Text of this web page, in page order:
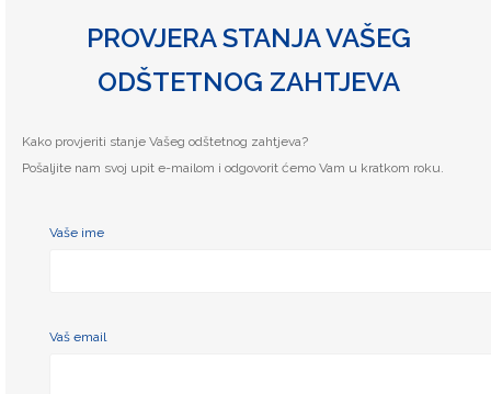
PROVJERA STANJA VAŠEG
ODŠTETNOG ZAHTJEVA
Kako provjeriti stanje Vašeg odštetnog zahtjeva?
Pošaljite nam svoj upit e-mailom i odgovorit ćemo Vam u kratkom roku.
Vaše ime
Vaš email